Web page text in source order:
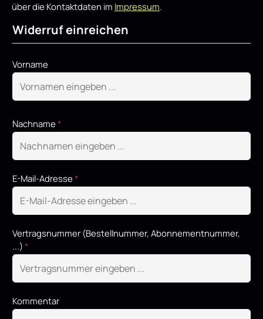
über die Kontaktdaten im Impressum.
Widerruf einreichen
Vorname
Nachname *
E-Mail-Adresse *
Vertragsnummer (Bestellnummer, Abonnementnummer,
...) *
Kommentar